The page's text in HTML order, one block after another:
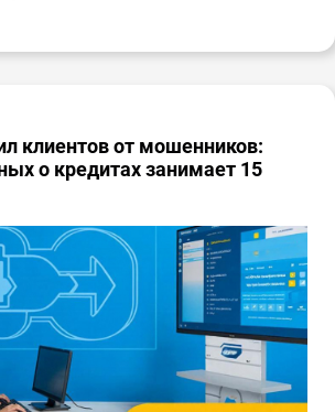
клиентов от мошенников:
о кредитах занимает 15